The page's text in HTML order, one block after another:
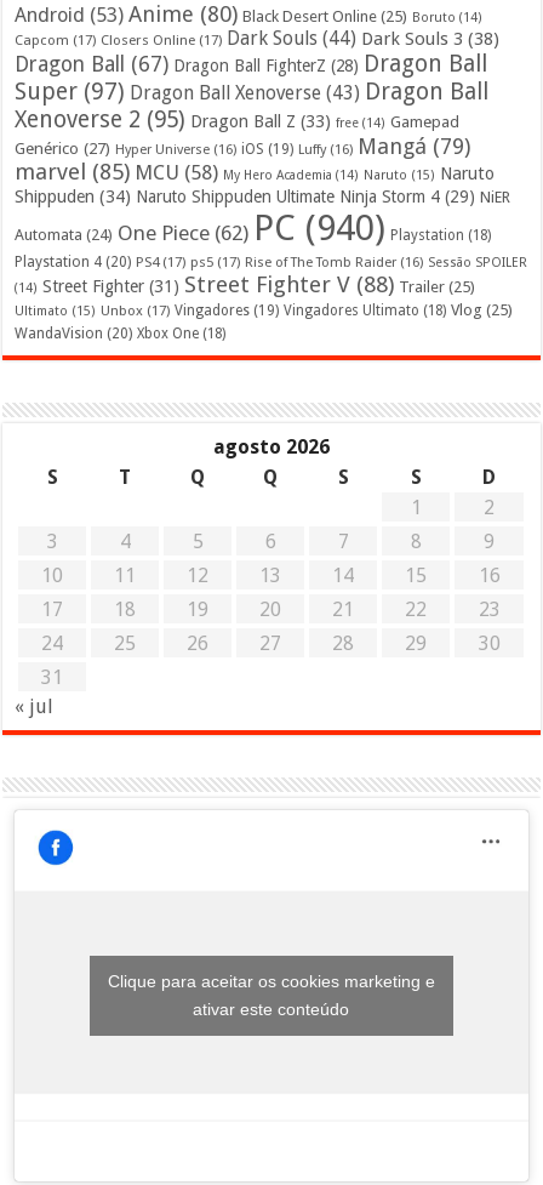
Android (53) Anime (80) Black Desert Online (25) Boruto (14)
Capcom (17) Closers Online (17) Dark Souls (44) Dark Souls 3 (38)
Dragon Ball (67) Dragon Ball FighterZ (28) Dragon Ball
Super (97) Dragon Ball Xenoverse (43) Dragon Ball
Xenoverse 2 (95) Dragon Ball Z (33) free (14) Gamepad
Genérico (27) Hyper Universe (16) iOS (19) Luffy(16) Mangá (79)
marvel (85) MCU (58) My Hero Academia (14) Naruto (15) Naruto
Shippuden (34) Naruto Shippuden Ultimate Ninja Storm 4 (29) NiER
Automata (24) One Piece (62) PC (940) Playstation (18)
Playstation 4 (20) PS4(17) ps5 (17) Rise of The Tomb Raider (16) Sessão SPOILER
(14) Street Fighter (31) Street Fighter V (88) Trailer (25)
Ultimato (15) Unbox (17) Vingadores (19) Vingadores Ultimato (18) Vlog (25)
WandaVision (20) Xbox One (18)
agosto 2026
S
T Q Q S S
D
1
2
3
4 5 6 7 8
9
10
11 12 13 14 15
16
17
18 19 20 21 22
23
24
25 26 27 28 29
30
31
« jul
Clique para aceitar os cookies marketing e
ativar este conteúdo